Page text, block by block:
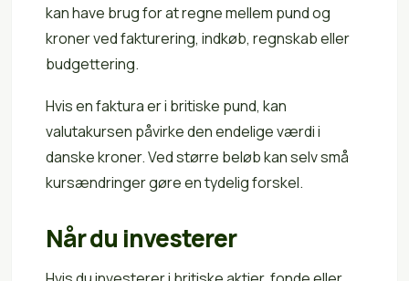
kan have brug for at regne mellem pund og
kroner ved fakturering, indkøb, regnskab eller
budgettering.
Hvis en faktura er i britiske pund, kan
valutakursen påvirke den endelige værdi i
danske kroner. Ved større beløb kan selv små
kursændringer gøre en tydelig forskel.
Når du investerer